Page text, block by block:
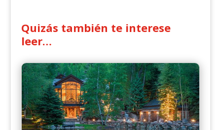
Quizás también te interese
leer…